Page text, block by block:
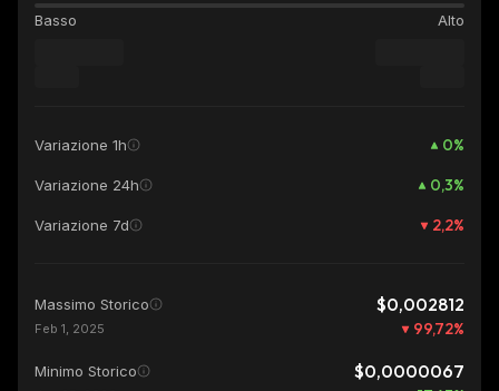
Basso Alto
Variazione 1h 0%
Variazione 24h 0,3%
Variazione 7d 2,2%
Massimo Storico $0,002812
Feb 1, 2025 99,72%
Minimo Storico $0,0000067